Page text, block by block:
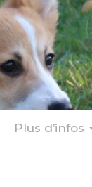
Plus d’infos